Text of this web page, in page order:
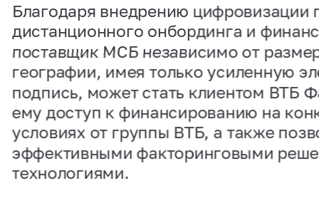
Благодаря внедрению цифровизации
дистанционного онбординга и
поставщик МСБ независимо от
географии, имея только усиленную
подпись, может стать клиентом ВТБ
ему доступ к финансированию на
условиях от группы ВТБ, а также
эффективными факторинговыми
технологиями.